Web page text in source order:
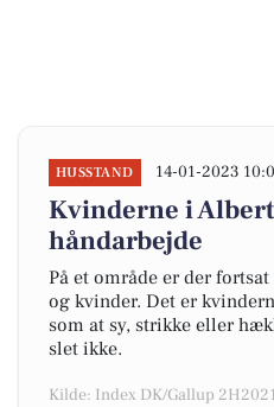
HUSSTAND 14-01-2023
Kvinderne i
håndarbejde
På et område er der
og kvinder. Det er
som at sy, strikke eller
slet ikke.
Kilde: Index DK/Gallup